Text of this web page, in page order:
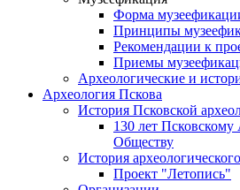
Форма
Принципы
Рекомендации к
Приемы
Археологические и
Археология Пскова
История Псковской
130 лет
Обществу
История
Проект "Летопись"